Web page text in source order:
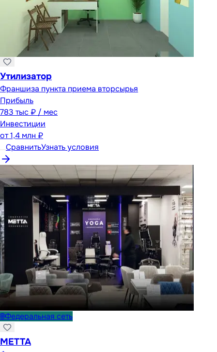
Утилизатор
Франшиза пункта приема вторсырья
Прибыль
783 тыс ₽ / мес
Инвестиции
от1,4 млн ₽
СравнитьУзнать условия
🌐Федеральная сеть
METTA